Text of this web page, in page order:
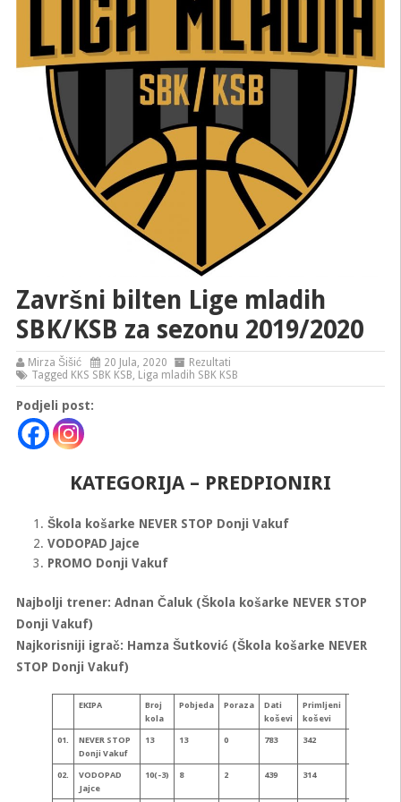
Završni bilten Lige mladih
SBK/KSB za sezonu 2019/2020
Mirza Šišić 20 Jula, 2020
Rezultati
Tagged KKS SBK KSB, Liga mladih SBK KSB
Podjeli post:
KATEGORIJA – PREDPIONIRI
Škola košarke NEVER STOP Donji Vakuf
VODOPAD Jajce
PROMO Donji Vakuf
Najbolji trener: Adnan Čaluk (Škola košarke NEVER STOP
Donji Vakuf)
Najkorisniji igrač: Hamza Šutković (Škola košarke NEVER
STOP Donji Vakuf)
EKIPA
Broj
kola
Pobjeda Poraza
Dati
koševi
Primljeni
koševi
01.
NEVER STOP
Donji Vakuf
13 13 0 783 342
02.
VODOPAD
Jajce
10(-3) 8 2 439 314